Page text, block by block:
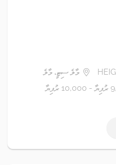
މާލެ ސިޓީ، މާލެ
ރުފިޔާ